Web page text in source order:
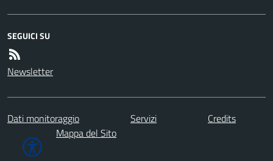
SEGUICI SU
Newsletter
Dati monitoraggio Servizi
Credits
Mappa del Sito